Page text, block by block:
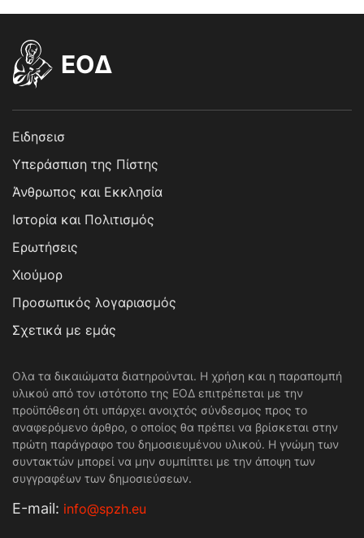
EOΔ
Ειδησεισ
Υπεράσπιση της Πίστης
Άνθρωπος και Εκκλησία
Ιστορία και Πολιτισμός
Ερωτήσεις
Χιούμορ
Προσωπικός λογαριασμός
Σχετικά με εμάς
Ολα τα δικαιώματα διατηρούνται. Η χρήση και η παραπομπή
υλικού από τον ιστότοπο της ΕΟΔ επιτρέπεται με την
προϋπόθεση ότι υπάρχει ανοιχτός σύνδεσμος προς το
αναφερόμενο άρθρο, ο οποίος θα πρέπει να βρίσκεται στην
πρώτη παράγραφο του δημοσιευμένου υλικού. Η γνώμη των
συντακτών μπορεί να μην συμπίπτει με την άποψη των
συγγραφέων των δημοσιεύσεων.
Е-mail: info@spzh.eu